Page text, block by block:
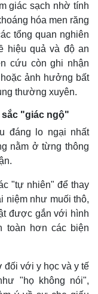
khoán
phê
giác sạch nhờ tính
hóa men răng
tổng quan nghiên
hiệu quả và độ an
cứu còn ghi nhận
ảnh hưởng bất
thường xuyên.
sắc "giác ngộ"
đáng lo ngại nhất
nằm ở từng thông
"tự nhiên" để thay
niệm như muối thô,
được gắn với hình
toàn hơn các biện
đối với y học và y tế
"họ không nói",